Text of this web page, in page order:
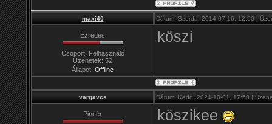
maxi40 Dátum: Szerda, 2014-07-16, 12:50 |
Ezredes
Csoport: Felhasználó
Üzenetek: 52
Állapot: Offline
köszi
vargavcs Dátum: Kedd, 2024-10-01, 17:50 |
Pincér köszikee